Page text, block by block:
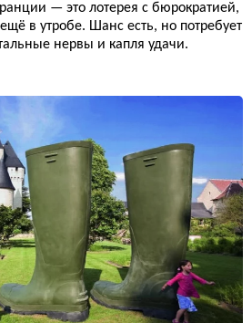
— это лотерея с бюрократией,
в утробе. Шанс есть, но потребует
нервы и капля удачи.